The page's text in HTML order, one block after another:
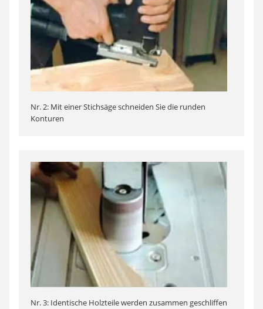
Nr. 2: Mit einer Stichsäge schneiden Sie die runden
Konturen
Nr. 3: Identische Holzteile werden zusammen geschliffen